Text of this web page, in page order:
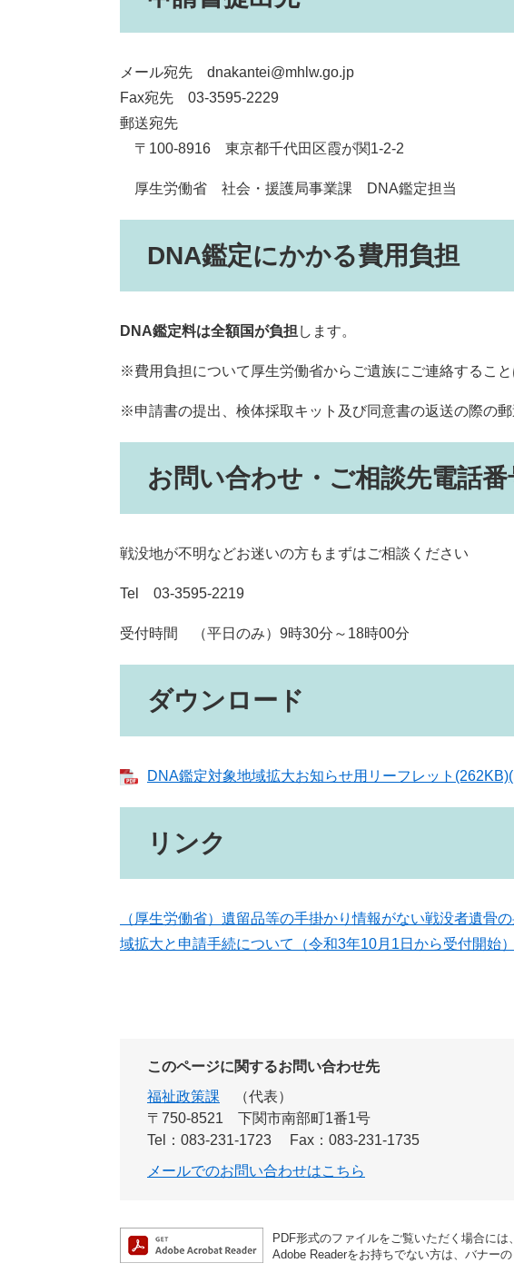
メール宛先 dnakantei@mhlw.go.jp
Fax宛先 03-3595-2229
郵送宛先
〒100-8916 東京都千代田区霞が関1-2-2
厚生労働省 社会・援護局事業課 DNA鑑定担当
DNA鑑定にかかる費用負担
DNA鑑定料は全額国が負担 します。
※費用負担について厚生労働省からご遺族にご連絡すること
※申請書の提出、検体採取キット及び同意書の返送の際の郵
お問い合わせ・ご相談先電話番
戦没地が不明などお迷いの方もまずはご相談ください
Tel 03-3595-2219
受付時間 （平日のみ）9時30分～18時00分
ダウンロード
DNA鑑定対象地域拡大お知らせ用リーフレット
リンク
（厚生労働省）遺留品等の手掛かり情報がない戦没者遺骨
域拡大と申請手続について（令和3年10月1日から受付開始）
このページに関するお問い合わせ先
福祉政策課
代表
〒750-8521
下関市南部町1番1号
Tel：083-231-1723
Fax：083-231-1735
メールでのお問い合わせはこちら
PDF形式のファイルをご覧いただく場合には
Adobe Readerをお持ちでない方は、バナー